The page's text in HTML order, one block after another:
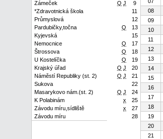
Zámeček
Q J
9
*Zdravotnická škola
11
Průmyslová
12
Pardubičky,točna
Q
13
Kyjevská
15
Nemocnice
Q
17
Štrossova
Q
18
U Kostelíčka
Q
19
Krajský úřad
Q J
20
Náměstí Republiky (st. 2)
Q J
21
Sukova
22
Masarykovo nám.(st. 2)
Q J
24
K Polabinám
x
25
Závodu míru,sídliště
x
27
Závodu míru
28
08
09
10
11
12
13
14
15
16
17
18
19
20
21